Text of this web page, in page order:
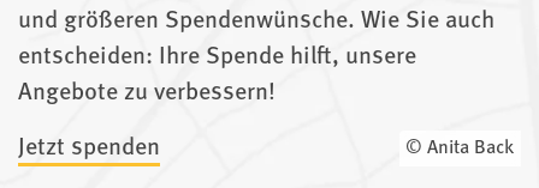
© Anita Back
und größeren Spendenwünsche. Wie Sie auch
entscheiden: Ihre Spende hilft, unsere
Angebote zu verbessern!
Jetzt spenden